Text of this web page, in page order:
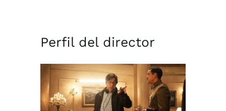
Perfil del director